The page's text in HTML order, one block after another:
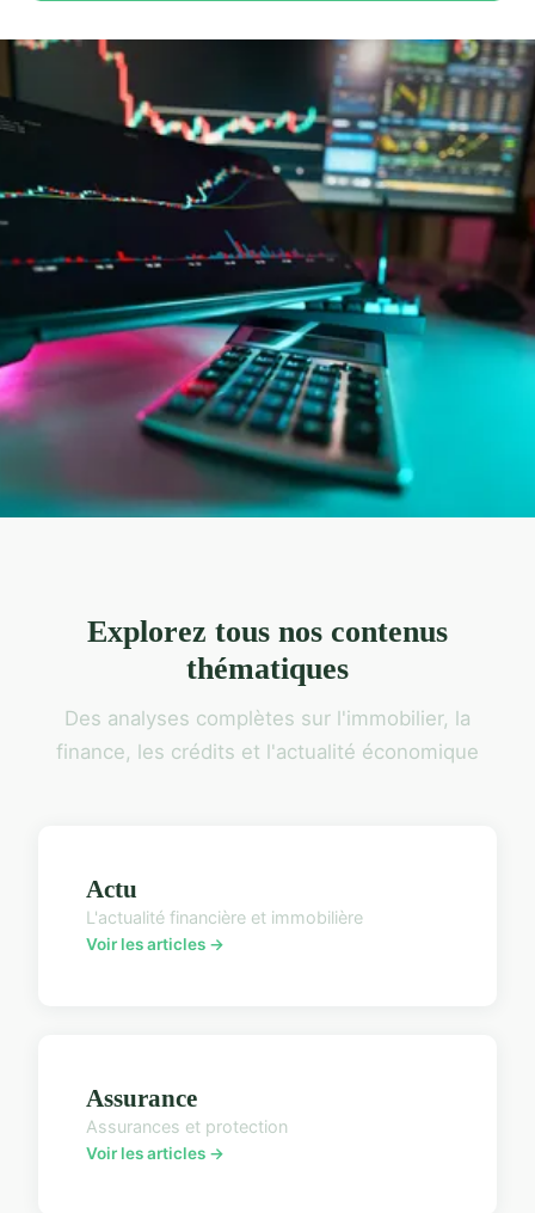
Explorez tous nos contenus
thématiques
Des analyses complètes sur l'immobilier, la
finance, les crédits et l'actualité économique
Actu
L'actualité financière et immobilière
Voir les articles →
Assurance
Assurances et protection
Voir les articles →